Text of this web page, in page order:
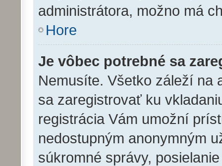
administrátora, možno má
Hore
Je vôbec potrebné sa
Nemusíte. Všetko záleží na
sa zaregistrovať ku
registrácia Vám umožní
nedostupným anonymným
súkromné správy,